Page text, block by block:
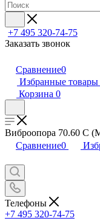
+7 495 320-74-75
Заказать звонок
Сравнение0
Избранные товары
Корзина 0
Виброопора 70.60 C
Сравнение0
Телефоны
+7 495 320-74-75